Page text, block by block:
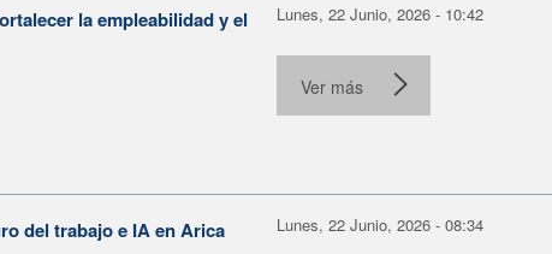
la empleabilidad y el
Lunes, 22 Junio, 2026 - 10:42
Ver más
del trabajo e IA en Arica Lunes, 22 Junio, 2026 - 08:34